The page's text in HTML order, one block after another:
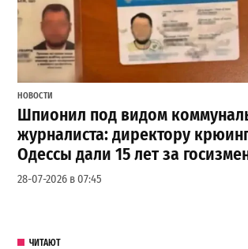
НОВОСТИ
Шпионил под видом
журналиста: директору
Одессы дали 15 лет за
28-07-2026 в 07:45
ЧИТАЮТ